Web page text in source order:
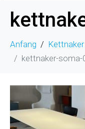
Anfang
kettnaker-soma-